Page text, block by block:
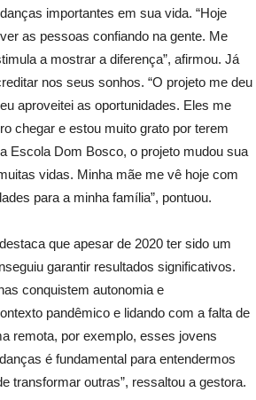
importantes em sua vida. “Hoje
as pessoas confiando na gente. Me
a mostrar a diferença”, afirmou. Já
nos seus sonhos. “O projeto me deu
aproveitei as oportunidades. Eles me
chegar e estou muito grato por terem
Escola Dom Bosco, o projeto mudou sua
vidas. Minha mãe me vê hoje com
para a minha família”, pontuou.
que apesar de 2020 ter sido um
garantir resultados significativos.
conquistem autonomia e
pandêmico e lidando com a falta de
remota, por exemplo, esses jovens
é fundamental para entendermos
transformar outras”, ressaltou a gestora.